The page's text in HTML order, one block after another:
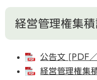
経営管理権集
公告文 [PDF
経営管理権集